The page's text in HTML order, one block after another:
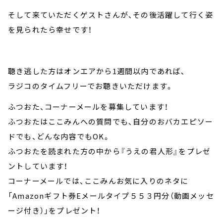
そして来ていただくゲストさんが、その後活躍して行く姿
を見られたら幸せです！
聴き逃した方はオンエアから1週間以内であれば、
ラジコのタイムフリーでお聴きいただけます。
ふつおた、コーナーメールを募集しています！
ふつおたはここみんへの質問でも、自分のおバカエピソー
ドでも、どんな内容でもOK。
ふつおたを読まれた方の中から『うえの君人形』をプレゼ
ントしています！
コーナーメールでは、ここみんお気に入りのネタに
「Amazonギフト券Eメールタイプ５５３円分（動画メッセ
ージ付き）」をプレゼント！